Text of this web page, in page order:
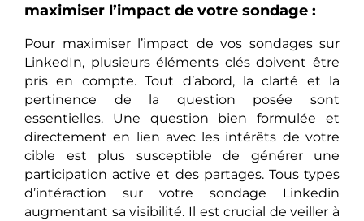
maximiser l’impact de votre sondage :
Pour maximiser l’impact de vos sondages sur
LinkedIn, plusieurs éléments clés doivent être
pris en compte. Tout d’abord, la clarté et la
pertinence de la question posée sont
essentielles. Une question bien formulée et
directement en lien avec les intérêts de votre
cible est plus susceptible de générer une
participation active et des partages. Tous types
d’intéraction sur votre sondage Linkedin
augmentant sa visibilité. Il est crucial de veiller à